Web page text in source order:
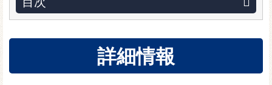
詳細情報